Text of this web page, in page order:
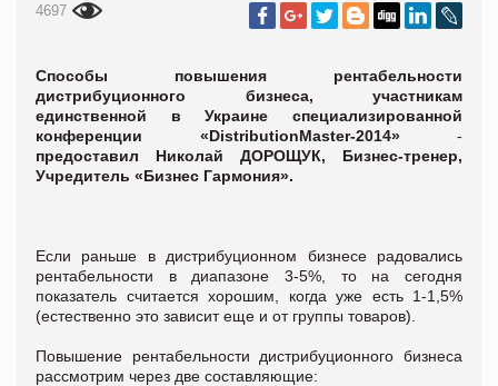
4697
Способы повышения рентабельности
дистрибуционного бизнеса,
участникам
единственной в Украине специализированной
конференции «DistributionMaster-2014» -
предоставил Николай ДОРОЩУК, Бизнес-тренер,
Учредитель «Бизнес Гармония».
Если раньше в дистрибуционном бизнесе радовались
рентабельности в диапазоне 3-5%, то на сегодня
показатель считается хорошим, когда уже есть 1-1,5%
(естественно это зависит еще и от группы товаров).
Повышение рентабельности дистрибуционного бизнеса
рассмотрим через две составляющие: